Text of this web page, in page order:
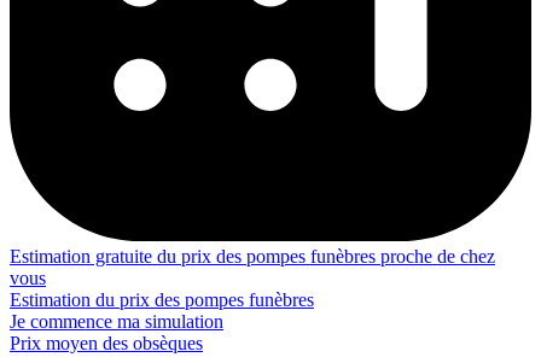
Estimation gratuite du prix des pompes funèbres proche de chez
vous
Estimation du prix des pompes funèbres
Je commence ma simulation
Prix moyen des obsèques